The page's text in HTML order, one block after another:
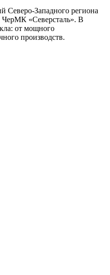
Западного региона
ЧерМК «Северсталь». В
от мощного
производств.